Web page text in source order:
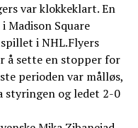
var klokkeklart. En
Madison Square
i NHL.Flyers
å sette en stopper for
perioden var målløs,
styringen og ledet 2-0